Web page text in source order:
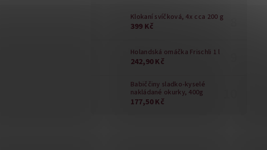
Klokaní svíčková, 4x cca 200 g
399 Kč
Holandská omáčka Frischli 1 l
242,90 Kč
Babiččiny sladko-kyselé
nakládané okurky, 400g
177,50 Kč